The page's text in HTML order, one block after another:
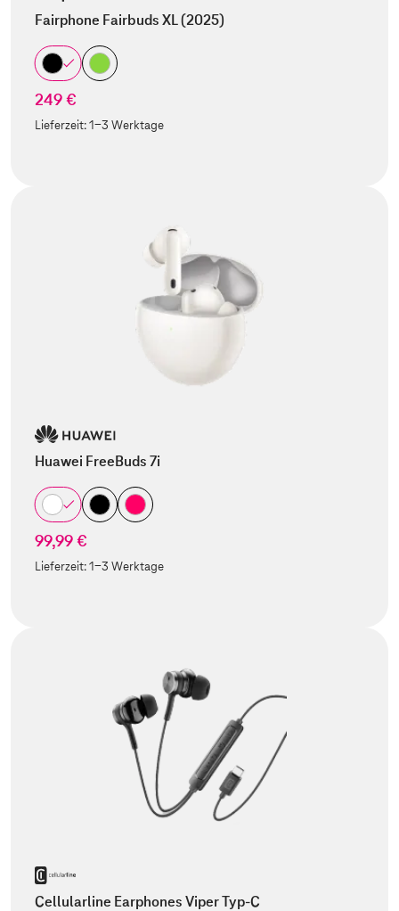
Fairphone Fairbuds XL (2025)
249 €
Lieferzeit:1-3 Werktage
Huawei FreeBuds 7i
99,99 €
Lieferzeit:1-3 Werktage
Cellularline Earphones Viper Typ-C